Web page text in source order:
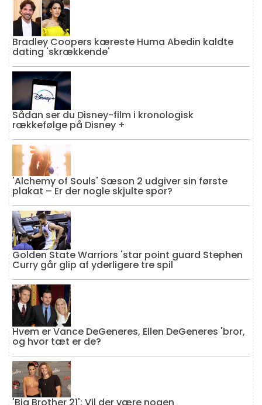
Bradley Coopers kæreste Huma Abedin kaldte
dating 'skrækkende'
Sådan ser du Disney-film i kronologisk
rækkefølge på Disney +
'Alchemy of Souls' Sæson 2 udgiver sin første
plakat – Er der nogle skjulte spor?
Golden State Warriors 'star point guard Stephen
Curry går glip af yderligere tre spil
Hvem er Vance DeGeneres, Ellen DeGeneres 'bror,
og hvor tæt er de?